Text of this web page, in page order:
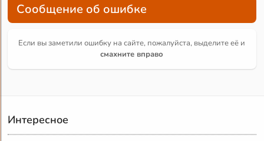
Сообщение об ошибке
Если вы заметили ошибку на сайте, пожалуйста, выделите её и
смахните вправо
Интересное